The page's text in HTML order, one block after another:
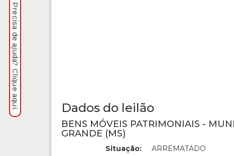
Dados do leilão
BENS MÓVEIS PATRIMONIAIS -
GRANDE (MS)
Situação: ARREMATADO
Precisa de ajuda? Clique aqui.